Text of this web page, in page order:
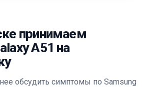
принимаем
A51 на
обсудить симптомы по Samsung